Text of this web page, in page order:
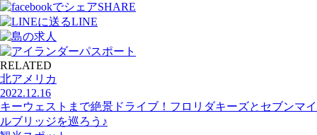
SHARE
LINE
RELATED
北アメリカ
2022.12.16
キーウェストまで絶景ドライブ！フロリダキーズとセブンマイ
ルブリッジを巡ろう♪